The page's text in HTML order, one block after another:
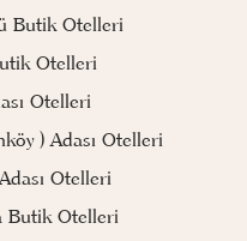
Butik Otelleri
Otelleri
Otelleri
) Adası Otelleri
Otelleri
Butik Otelleri